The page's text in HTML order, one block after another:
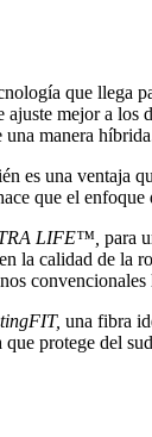
que llega
ajuste mejor a
una manera
es una ventaja
que el
LIFE™, para
la calidad de la
una fibra
protege del